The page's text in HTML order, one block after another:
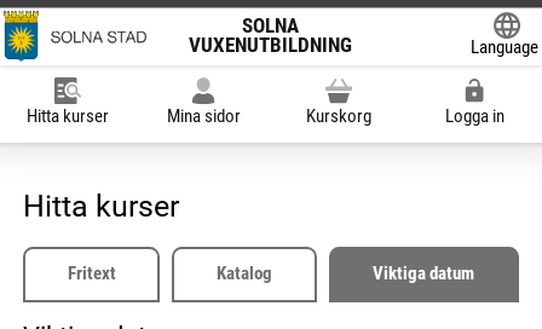
SOLNA
VUXENUTBILDNING
Language
Hitta kurser Mina sidor Kurskorg Logga in
Hitta kurser
Fritext Katalog Viktiga datum